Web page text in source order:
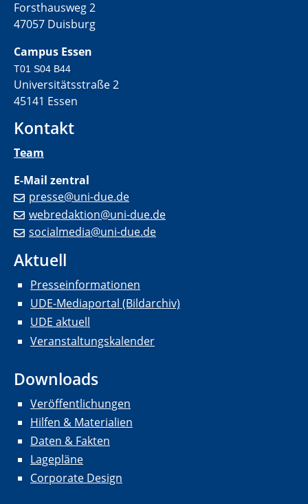
Forsthausweg 2
47057 Duisburg
Campus Essen
T01 S04 B44
Universitätsstraße 2
45141 Essen
Kontakt
Team
E-Mail zentral
presse@uni-due.de
webredaktion@uni-due.de
socialmedia@uni-due.de
Aktuell
Presseinformationen
UDE-Mediaportal (Bildarchiv)
UDE aktuell
Veranstaltungskalender
Downloads
Veröffentlichungen
Hilfen & Materialien
Daten & Fakten
Lagepläne
Corporate Design